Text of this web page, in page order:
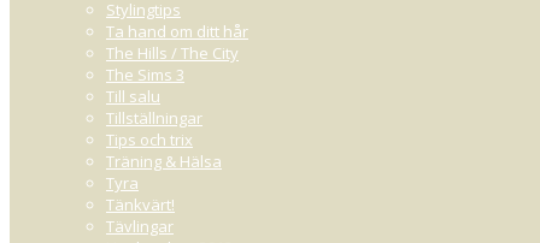
Stylingtips
Ta hand om ditt hår
The Hills / The City
The Sims 3
Till salu
Tillställningar
Tips och trix
Träning & Hälsa
Tyra
Tänkvärt!
Tävlingar